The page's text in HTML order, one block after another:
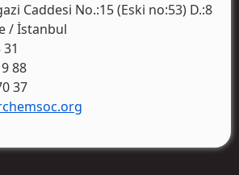
Caddesi No.:15 (Eski no:53) D.:8
/ İstanbul
88
37